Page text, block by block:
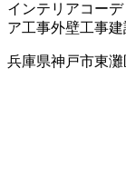
インテリアコー
ア工事外壁工事建
兵庫県神戸市東